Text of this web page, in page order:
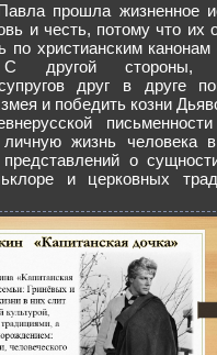
прошла жизненное
и честь, потому что их
по христианским
С другой стороны,
друг в друге
и победить козни
личную жизнь человека
представлений о
и церковных